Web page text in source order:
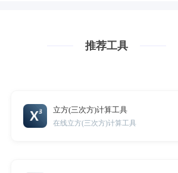
推荐工具
立方(三次方)计算工具
在线立方(三次方)计算工具